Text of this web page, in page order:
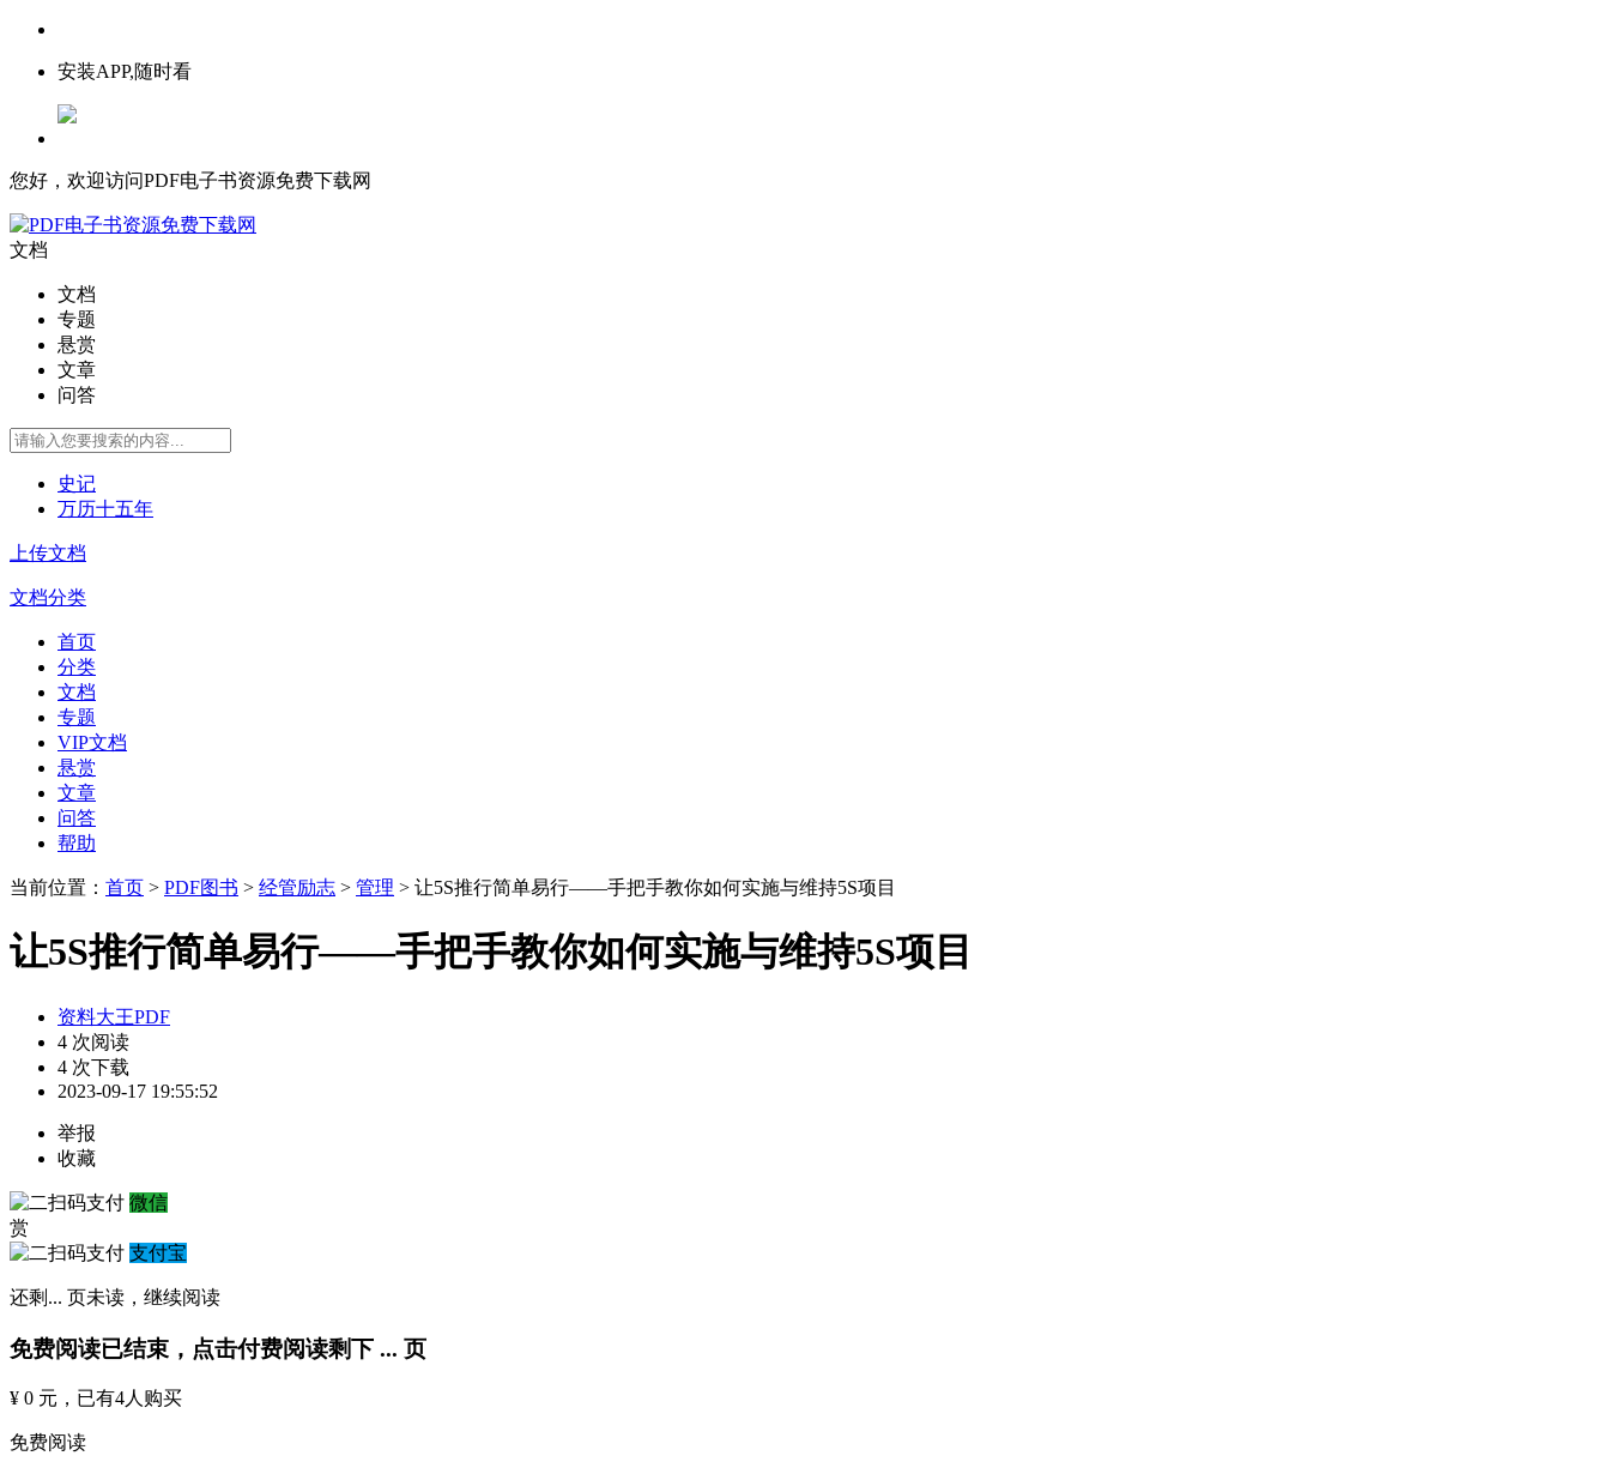
安装APP,随时看
您好，欢迎访问PDF电子书资源免费下载网
文档
文档
专题
悬赏
文章
问答
史记
万历十五年
上传文档
文档分类
首页
分类
文档
专题
VIP文档
悬赏
文章
问答
帮助
当前位置： 首页 > PDF图书 > 经管励志 > 管理 > 让5S推行简单易行——手把手教你如何实施与维持5S项目
让5S推行简单易行——手把手教你如何实施与维持5S项目
资料大王PDF
4 次阅读
4 次下载
2023-09-17 19:55:52
举报
收藏
微信
赏
支付宝
还剩 ... 页未读， 继续阅读
免费阅读已结束，点击付费阅读剩下 ... 页
¥ 0 元 ，已有4人购买
免费阅读